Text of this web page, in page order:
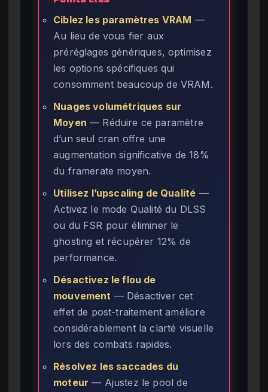
Ciblez les paramètres VRAM —
Au lieu de vous fier aux
préréglages génériques, optimisez
les options spécifiques qui
consomment beaucoup de VRAM.
Nuages volumétriques sur
Moyen — Réduire ce paramètre
d’un seul cran offre une
augmentation significative de 18%
du framerate moyen.
Utilisez l’upscaling de Qualité —
Activez le mode Qualité du DLSS
ou du FSR pour éliminer le
ghosting et récupérer 12% de
performance.
Désactivez le flou de
mouvement — Désactiver cet
effet de post-traitement améliore
considérablement la clarté visuelle
lors des combats rapides.
Résolvez les saccades du
moteur — Ajustez le pool de